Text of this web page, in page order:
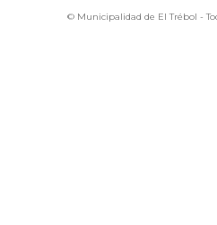
© Municipalidad de El Trébol -